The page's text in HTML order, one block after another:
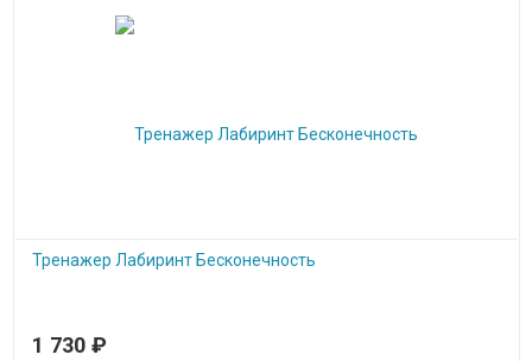
Тренажер Лабиринт Бесконечность
Под заказ
1 730 ₽